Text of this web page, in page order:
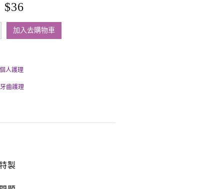
$36
加入去購物車
人護理
牙齒護理
製